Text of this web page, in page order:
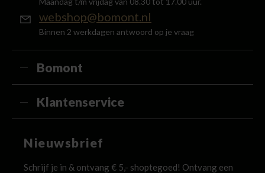
webshop@bomont.nl
Binnen 2 werkdagen antwoord op je vraag
Bomont
Klantenservice
Nieuwsbrief
Schrijf je in & ontvang € 5,- shoptegoed! Ontvang een